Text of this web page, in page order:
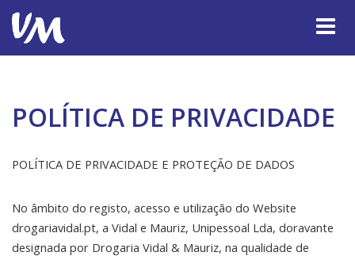
Toggle
POLÍTICA DE PRIVACIDADE
POLÍTICA DE PRIVACIDADE E PROTEÇÃO DE DADOS
No âmbito do registo, acesso e utilização do Website
drogariavidal.pt, a Vidal e Mauriz, Unipessoal Lda, doravante
designada por Drogaria Vidal & Mauriz, na qualidade de